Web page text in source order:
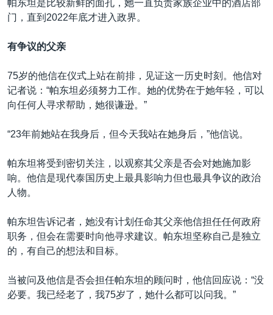
帕东坦是比较新鲜的面孔，她一直负责家族企业中的酒店部
门，直到2022年底才进入政界。
有争议的父亲
75岁的他信在仪式上站在前排，见证这一历史时刻。他信对
记者说：“帕东坦必须努力工作。她的优势在于她年轻，可以
向任何人寻求帮助，她很谦逊。”
“23年前她站在我身后，但今天我站在她身后，”他信说。
帕东坦将受到密切关注，以观察其父亲是否会对她施加影
响。他信是现代泰国历史上最具影响力但也最具争议的政治
人物。
帕东坦告诉记者，她没有计划任命其父亲他信担任任何政府
职务，但会在需要时向他寻求建议。帕东坦坚称自己是独立
的，有自己的想法和目标。
当被问及他信是否会担任帕东坦的顾问时，他信回应说：“没
必要。我已经老了，我75岁了，她什么都可以问我。”